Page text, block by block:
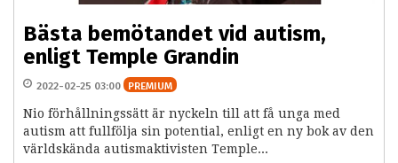
Bästa bemötandet vid autism,
enligt Temple Grandin
2022-02-25 03:00 PREMIUM
Nio förhållningssätt är nyckeln till att få unga med
autism att fullfölja sin potential, enligt en ny bok av den
världskända autismaktivisten Temple...